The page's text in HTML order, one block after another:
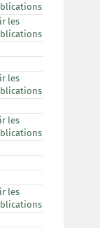
les
les
les
les